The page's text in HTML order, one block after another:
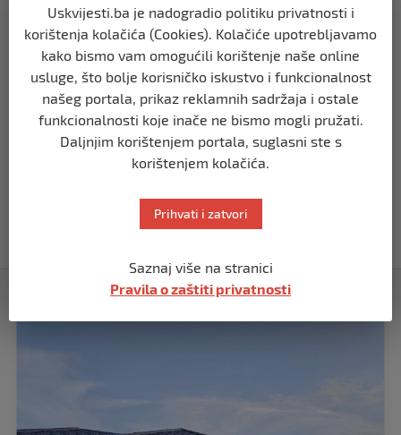
Koza ogrebala dijete u zoološkom vrtu,
roditelji zvali hitnu i policiju: “Došli su
uhapsiti kozu”
prije 10 mjeseci
REGION
Srbije je spremna”
prije 10 mjeseci
Uskvijesti.ba je nadogradio politiku privatnosti i
korištenja kolačića (Cookies). Kolačiće upotrebljavamo
kako bismo vam omogućili korištenje naše online
usluge, što bolje korisničko iskustvo i funkcionalnost
našeg portala, prikaz reklamnih sadržaja i ostale
funkcionalnosti koje inače ne bismo mogli pružati.
Daljnjim korištenjem portala, suglasni ste s
korištenjem kolačića.
Prihvati i zatvori
Saznaj više na stranici
Pravila o zaštiti privatnosti